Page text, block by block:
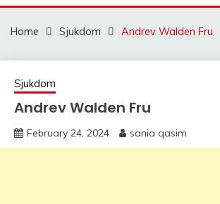
Home Sjukdom Andrev Walden Fru
Sjukdom
Andrev Walden Fru
February 24, 2024 sania qasim